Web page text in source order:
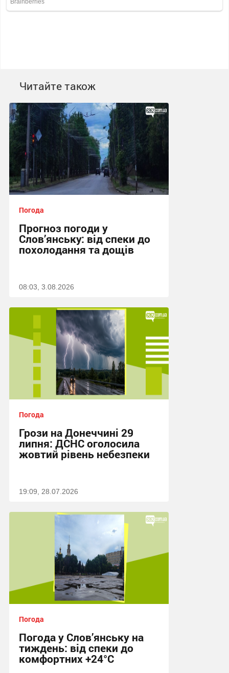
Читайте також
Погода
Прогноз погоди у
Слов’янську: від спеки до
похолодання та дощів
08:03, 3.08.2026
Погода
Грози на Донеччині 29
липня: ДСНС оголосила
жовтий рівень небезпеки
19:09, 28.07.2026
Погода
Погода у Слов’янську на
тиждень: від спеки до
комфортних +24°C